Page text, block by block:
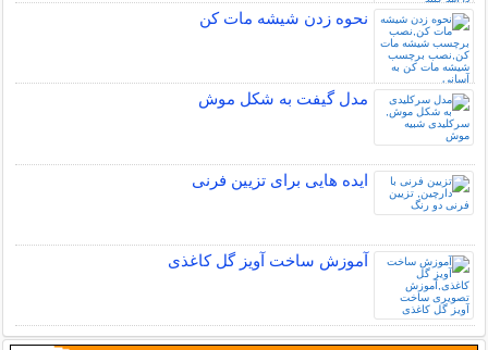
نحوه زدن شیشه مات کن
مدل گیفت به شکل موش
ایده هایی برای تزیین فرنی
آموزش ساخت آویز گل کاغذی